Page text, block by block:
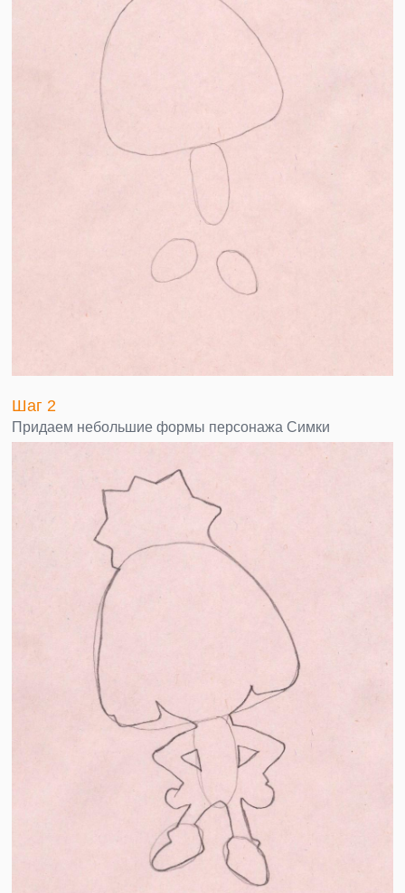
Шаг 2
Придаем небольшие формы персонажа Симки